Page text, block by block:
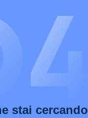
stai cercando